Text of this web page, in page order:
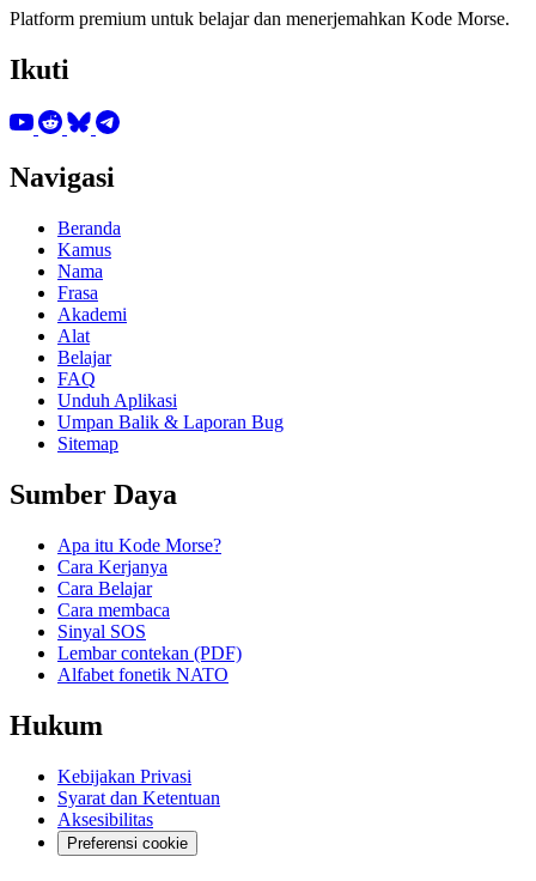
Platform premium untuk belajar dan menerjemahkan Kode Morse.
Ikuti
Navigasi
Beranda
Kamus
Nama
Frasa
Akademi
Alat
Belajar
FAQ
Unduh Aplikasi
Umpan Balik & Laporan Bug
Sitemap
Sumber Daya
Apa itu Kode Morse?
Cara Kerjanya
Cara Belajar
Cara membaca
Sinyal SOS
Lembar contekan (PDF)
Alfabet fonetik NATO
Hukum
Kebijakan Privasi
Syarat dan Ketentuan
Aksesibilitas
Preferensi cookie